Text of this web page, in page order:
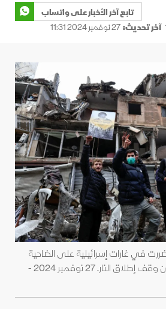
تابع آخر الأخبار على واتساب
آخر تحديث:27 نوفمبر 2024 11:31
في غارات إسرائيلية على الضاحية
الجنوبية لبيروت بعد سريان وقف إطلاق النار. 27 نوفمبر 2024 -